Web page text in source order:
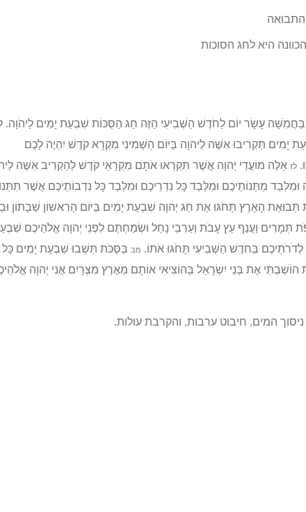
היא לחג הסוכות
עָשָׂר יוֹם לַחֹדֶשׁ הַשְּׁבִיעִי הַזֶּה חַג הַסֻּכּוֹת שִׁבְעַת יָמִים לַיהֹוָה.
תַּקְרִיבוּ אִשֶּׁה לַיהוָה בַּיּוֹם הַשְּׁמִינִי מִקְרָא קֹדֶשׁ יִהְיֶה לָכֶם
לז אֵלֶּה מוֹעֲדֵי יְהוָה אֲשֶׁר תִּקְרְאוּ אֹתָם מִקְרָאֵי קֹדֶשׁ לְהַקְרִיב אִשֶּׁה
מַתְּנוֹתֵיכֶם וּמִלְּבַד כָּל נִדְרֵיכֶם וּמִלְּבַד כָּל נִדְבוֹתֵיכֶם אֲשֶׁר
הָאָרֶץ תָּחֹגּוּ אֶת חַג יְהוָה שִׁבְעַת יָמִים בַּיּוֹם הָרִאשׁוֹן שַׁבָּתוֹן
תְּמָרִים וַעֲנַף עֵץ עָבֹת וְעַרְבֵי נָחַל וּשְׂמַחְתֶּם לִפְנֵי יְהוָה אֱלֹהֵיכֶם
בַּחֹדֶשׁ הַשְּׁבִיעִי תָּחֹגּוּ אֹתוֹ. מב בַּסֻּכֹּת תֵּשְׁבוּ שִׁבְעַת יָמִים כָּל
הוֹשַׁבְתִּי אֶת בְּנֵי יִשְׂרָאֵל בְּהוֹצִיאִי אוֹתָם מֵאֶרֶץ מִצְרָיִם אֲנִי יְהוָה
המים, חיבוט ערבות, והקרבת עולות.